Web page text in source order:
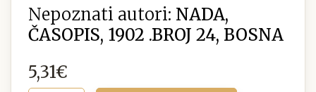
Nepoznati autori: NADA,
ČASOPIS, 1902 .BROJ 24, BOSNA
5,31€